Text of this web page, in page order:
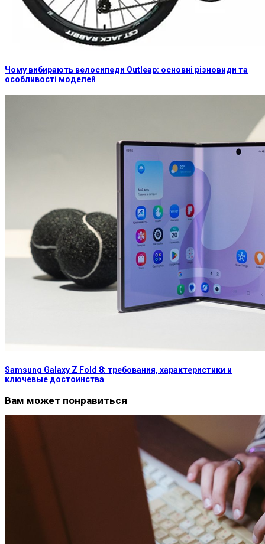
Чому вибирають велосипеди Outleap: основні різновиди та
особливості моделей
Samsung Galaxy Z Fold 8: требования, характеристики и
ключевые достоинства
Вам может понравиться